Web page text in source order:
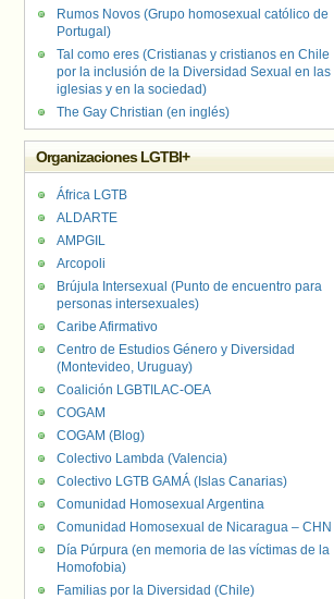
Rumos Novos (Grupo homosexual católico de
Portugal)
Tal como eres (Cristianas y cristianos en Chile
por la inclusión de la Diversidad Sexual en las
iglesias y en la sociedad)
The Gay Christian (en inglés)
Organizaciones LGTBI+
África LGTB
ALDARTE
AMPGIL
Arcopoli
Brújula Intersexual (Punto de encuentro para
personas intersexuales)
Caribe Afirmativo
Centro de Estudios Género y Diversidad
(Montevideo, Uruguay)
Coalición LGBTILAC-OEA
COGAM
COGAM (Blog)
Colectivo Lambda (Valencia)
Colectivo LGTB GAMÁ (Islas Canarias)
Comunidad Homosexual Argentina
Comunidad Homosexual de Nicaragua – CHN
Día Púrpura (en memoria de las víctimas de la
Homofobia)
Familias por la Diversidad (Chile)